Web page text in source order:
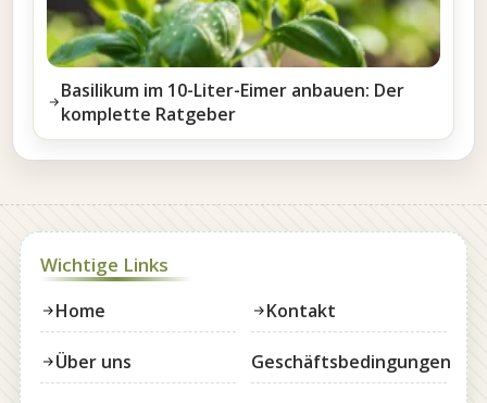
Basilikum im 10-Liter-Eimer anbauen: Der
komplette Ratgeber
Wichtige Links
Home Kontakt
Über uns Geschäftsbedingungen